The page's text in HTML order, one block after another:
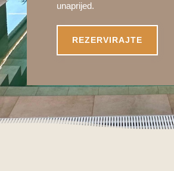
unaprijed.
REZERVIRAJTE